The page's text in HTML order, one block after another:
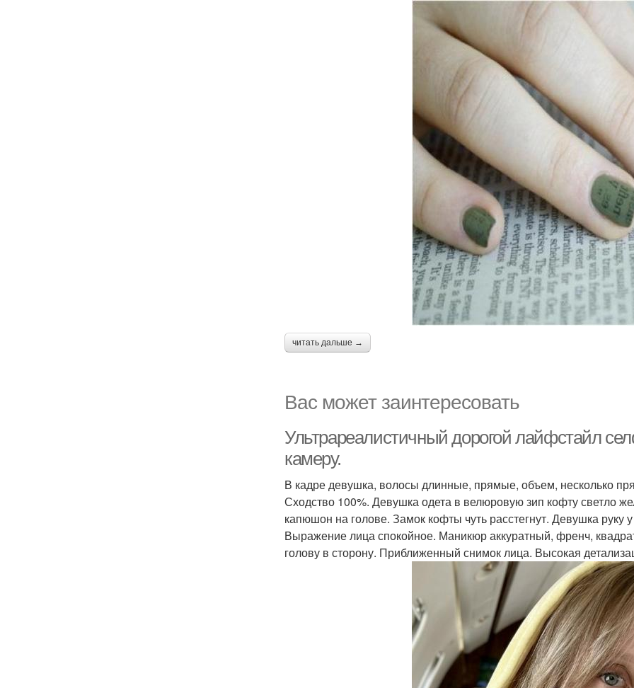
читать дальше →
Вас может заинтересовать
Ультрареалистичный дорогой лайфстайл
камеру.
В кадре девушка, волосы длинные, прямые, объем, несколько
Сходство 100%. Девушка одета в велюровую зип кофту светло
капюшон на голове. Замок кофты чуть расстегнут. Девушка руку
Выражение лица спокойное. Маникюр аккуратный, френч,
голову в сторону. Приближенный снимок лица. Высокая